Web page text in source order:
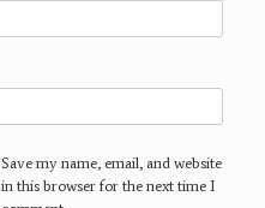
Save my name, email, and website
in this browser for the next time I